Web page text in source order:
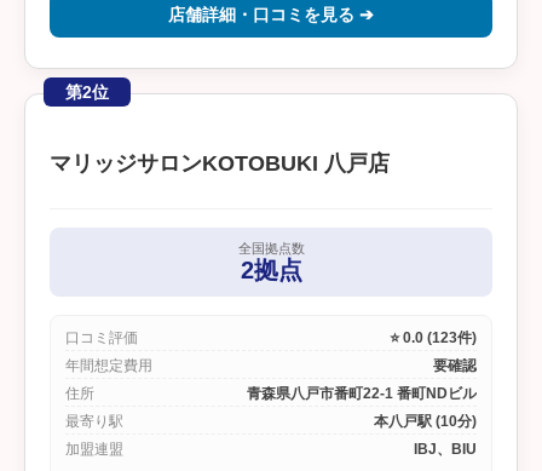
店舗詳細・口コミを見る ➔
第2位
マリッジサロンKOTOBUKI 八戸店
全国拠点数
2拠点
口コミ評価
⭐ 0.0 (123件)
年間想定費用
要確認
住所
青森県八戸市番町22-1 番町NDビル
最寄り駅
本八戸駅 (10分)
加盟連盟
IBJ、BIU